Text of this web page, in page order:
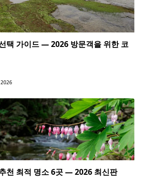
택 가이드 — 2026 방문객을 위한 코
천 최적 명소 6곳 — 2026 최신판